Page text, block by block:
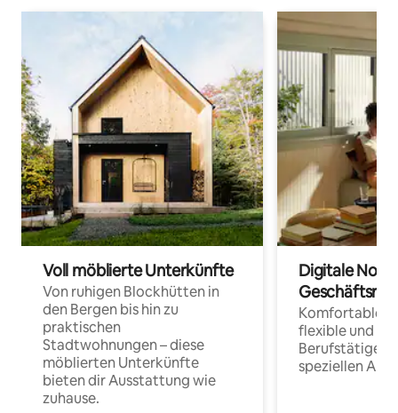
Voll möblierte Unterkünfte
Von ruhigen Blockhütten in
den Bergen bis hin zu
praktischen
Stadtwohnungen – diese
möblierten Unterkünfte
bieten dir Ausstattung wie
zuhause.
Digitale
Komfortable
flexible und
Berufstätige
speziellen